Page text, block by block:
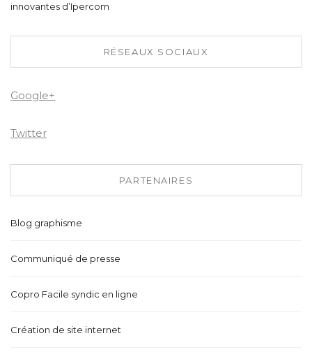
innovantes d’Ipercom
RÉSEAUX SOCIAUX
Google+
Twitter
PARTENAIRES
Blog graphisme
Communiqué de presse
Copro Facile syndic en ligne
Création de site internet